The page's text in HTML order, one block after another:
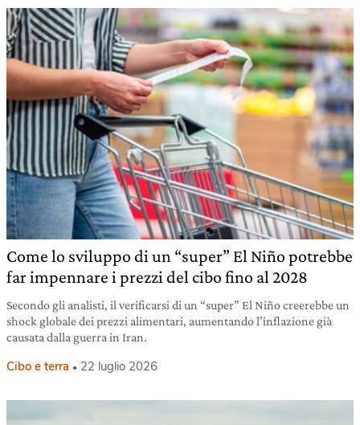
Come lo sviluppo di un “super” El Niño potrebbe
far impennare i prezzi del cibo fino al 2028
Secondo gli analisti, il verificarsi di un “super” El Niño creerebbe un
shock globale dei prezzi alimentari, aumentando l’inflazione già
causata dalla guerra in Iran.
Cibo e terra 22 luglio 2026